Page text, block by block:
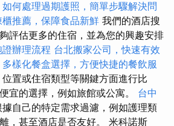
如何處理過期護照，簡單步驟解決問
推薦，保障食品新鮮 我們的酒店搜
評估更多的住宿，並為您的興趣安排
辦理流程 台北搬家公司，快速有效
多樣化餐盒選擇，方便快捷的餐飲服
置或住宿類型等關鍵方面進行比
宜的選擇，例如旅館或公寓。 台中
自己的特定需求過濾，例如護理類
，甚至酒店是否友好。 米科諾斯